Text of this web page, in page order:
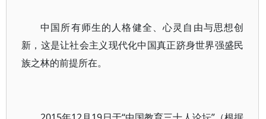
中国所有师生的人格健全、心灵自由与思想创
新，这是让社会主义现代化中国真正跻身世界强盛民
族之林的前提所在。